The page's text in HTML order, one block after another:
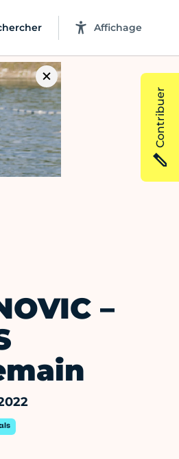
Affichage
–
Contribuer